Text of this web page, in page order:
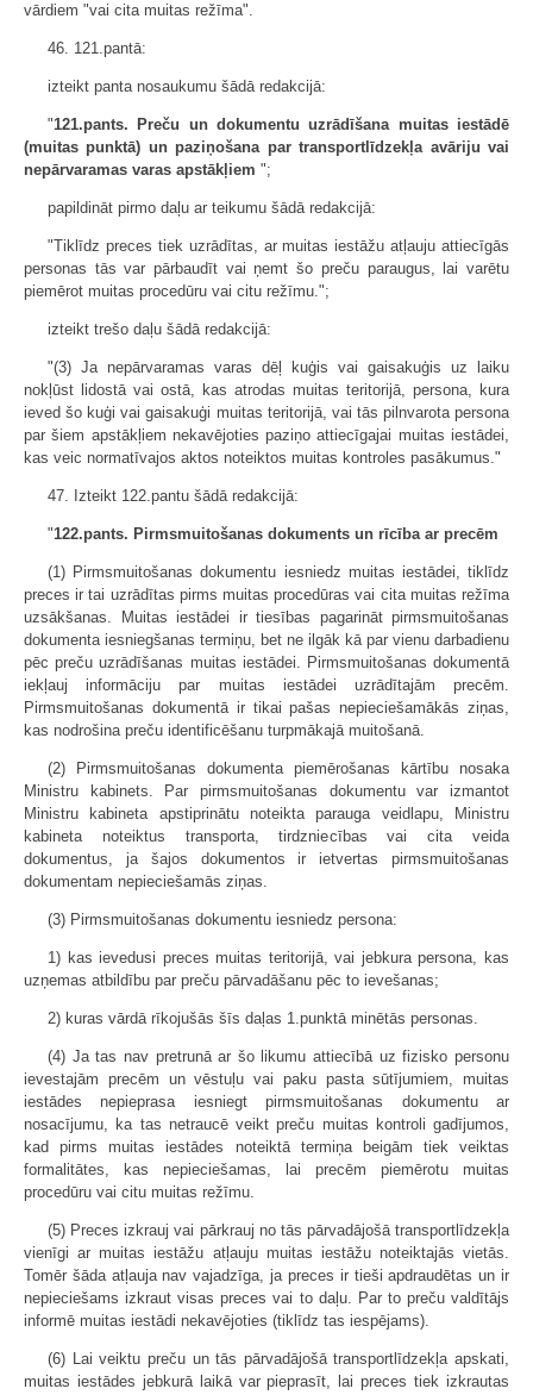
vārdiem "vai cita muitas režīma".
46. 121.pantā:
izteikt panta nosaukumu šādā redakcijā:
"121.pants. Preču un dokumentu uzrādīšana muitas iestādē
(muitas punktā) un paziņošana par transportlīdzekļa avāriju vai
nepārvaramas varas apstākļiem ";
papildināt pirmo daļu ar teikumu šādā redakcijā:
"Tiklīdz preces tiek uzrādītas, ar muitas iestāžu atļauju attiecīgās
personas tās var pārbaudīt vai ņemt šo preču paraugus, lai varētu
piemērot muitas procedūru vai citu režīmu.";
izteikt trešo daļu šādā redakcijā:
"(3) Ja nepārvaramas varas dēļ kuģis vai gaisakuģis uz laiku
nokļūst lidostā vai ostā, kas atrodas muitas teritorijā, persona, kura
ieved šo kuģi vai gaisakuģi muitas teritorijā, vai tās pilnvarota persona
par šiem apstākļiem nekavējoties paziņo attiecīgajai muitas iestādei,
kas veic normatīvajos aktos noteiktos muitas kontroles pasākumus."
47. Izteikt 122.pantu šādā redakcijā:
"122.pants. Pirmsmuitošanas dokuments un rīcība ar precēm
(1) Pirmsmuitošanas dokumentu iesniedz muitas iestādei, tiklīdz
preces ir tai uzrādītas pirms muitas procedūras vai cita muitas režīma
uzsākšanas. Muitas iestādei ir tiesības pagarināt pirmsmuitošanas
dokumenta iesniegšanas termiņu, bet ne ilgāk kā par vienu darbadienu
pēc preču uzrādīšanas muitas iestādei. Pirmsmuitošanas dokumentā
iekļauj informāciju par muitas iestādei uzrādītajām precēm.
Pirmsmuitošanas dokumentā ir tikai pašas nepieciešamākās ziņas,
kas nodrošina preču identificēšanu turpmākajā muitošanā.
(2) Pirmsmuitošanas dokumenta piemērošanas kārtību nosaka
Ministru kabinets. Par pirmsmuitošanas dokumentu var izmantot
Ministru kabineta apstiprinātu noteikta parauga veidlapu, Ministru
kabineta noteiktus transporta, tirdzniecības vai cita veida
dokumentus, ja šajos dokumentos ir ietvertas pirmsmuitošanas
dokumentam nepieciešamās ziņas.
(3) Pirmsmuitošanas dokumentu iesniedz persona:
1) kas ievedusi preces muitas teritorijā, vai jebkura persona, kas
uzņemas atbildību par preču pārvadāšanu pēc to ievešanas;
2) kuras vārdā rīkojušās šīs daļas 1.punktā minētās personas.
(4) Ja tas nav pretrunā ar šo likumu attiecībā uz fizisko personu
ievestajām precēm un vēstuļu vai paku pasta sūtījumiem, muitas
iestādes nepieprasa iesniegt pirmsmuitošanas dokumentu ar
nosacījumu, ka tas netraucē veikt preču muitas kontroli gadījumos,
kad pirms muitas iestādes noteiktā termiņa beigām tiek veiktas
formalitātes, kas nepieciešamas, lai precēm piemērotu muitas
procedūru vai citu muitas režīmu.
(5) Preces izkrauj vai pārkrauj no tās pārvadājošā transportlīdzekļa
vienīgi ar muitas iestāžu atļauju muitas iestāžu noteiktajās vietās.
Tomēr šāda atļauja nav vajadzīga, ja preces ir tieši apdraudētas un ir
nepieciešams izkraut visas preces vai to daļu. Par to preču valdītājs
informē muitas iestādi nekavējoties (tiklīdz tas iespējams).
(6) Lai veiktu preču un tās pārvadājošā transportlīdzekļa apskati,
muitas iestādes jebkurā laikā var pieprasīt, lai preces tiek izkrautas